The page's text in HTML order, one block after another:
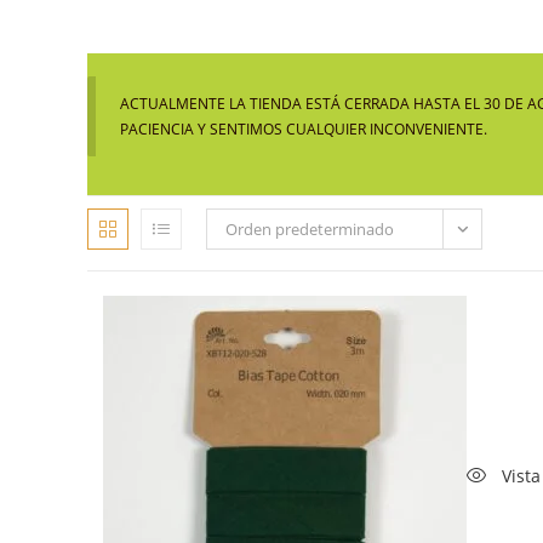
ACTUALMENTE LA TIENDA ESTÁ CERRADA HASTA EL 30 DE
PACIENCIA Y SENTIMOS CUALQUIER INCONVENIENTE.
Orden predeterminado
Vista